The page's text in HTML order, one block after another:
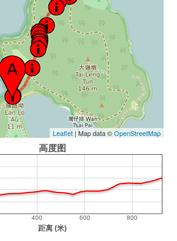
Leaflet| Map data ©OpenStreetMap